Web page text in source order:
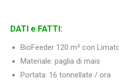
DATI e FATTI:
BioFeeder 120 m³ con
Materiale: paglia di mais
Portata: 16 tonnellate / ora